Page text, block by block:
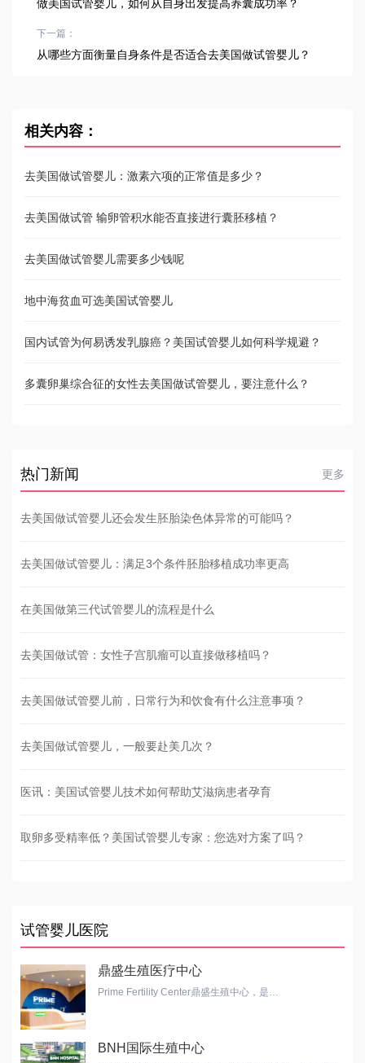
做美国试管婴儿，如何从自身出发提高养囊成功率？
下一篇：
从哪些方面衡量自身条件是否适合去美国做试管婴儿？
相关内容：
去美国做试管婴儿：激素六项的正常值是多少？
去美国做试管 输卵管积水能否直接进行囊胚移植？
去美国做试管婴儿需要多少钱呢
地中海贫血可选美国试管婴儿
国内试管为何易诱发乳腺癌？美国试管婴儿如何科学规避？
多囊卵巢综合征的女性去美国做试管婴儿，要注意什么？
热门新闻 更多
去美国做试管婴儿还会发生胚胎染色体异常的可能吗？
去美国做试管婴儿：满足3个条件胚胎移植成功率更高
在美国做第三代试管婴儿的流程是什么
去美国做试管：女性子宫肌瘤可以直接做移植吗？
去美国做试管婴儿前，日常行为和饮食有什么注意事项？
去美国做试管婴儿，一般要赴美几次？
医讯：美国试管婴儿技术如何帮助艾滋病患者孕育
取卵多受精率低？美国试管婴儿专家：您选对方案了吗？
试管婴儿医院
鼎盛生殖医疗中心
Prime Fertility Center鼎盛生殖中心，是…
BNH国际生殖中心